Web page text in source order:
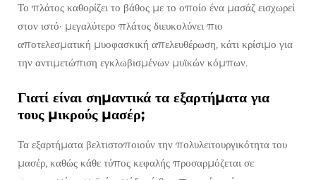
Το πλάτος καθορίζει το βάθος με το οποίο ένα μασάζ εισχωρεί
στον ιστό· μεγαλύτερο πλάτος διευκολύνει πιο
αποτελεσματική μυοφασκική απελευθέρωση, κάτι κρίσιμο για
την αντιμετώπιση εγκλωβισμένων μυϊκών κόμπων.
Γιατί είναι σημαντικά τα εξαρτήματα για
τους μικρούς μασέρ;
Τα εξαρτήματα βελτιστοποιούν την πολυλειτουργικότητα του
μασέρ, καθώς κάθε τύπος κεφαλής προσαρμόζεται σε